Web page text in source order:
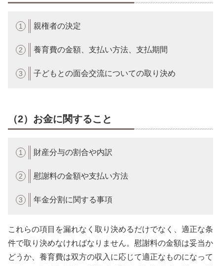
親権者の決定
養育費の金額、支払い方法、支払期間
子どもとの面会交流についての取り決め
（2）お金に関すること
財産分与の割合や内訳
慰謝料の金額や支払い方法
年金分割に関する事項
これらの項目を漏れなく取り決めるだけでなく、適正な条
件で取り決めなければなりません。慰謝料の金額は妥当か
どうか、養育費は双方の収入に応じて適正なものになって